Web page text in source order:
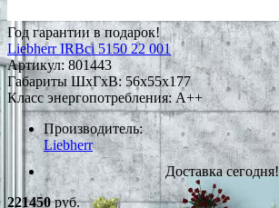
Год гарантии в подарок!
Liebherr IRBci 5150 22 001
Артикул: 801443
Габариты ШxГxВ: 56x55x177
Класс энергопотребления: A++
Производитель:
Liebherr
Доставка сегодня!
221450руб.